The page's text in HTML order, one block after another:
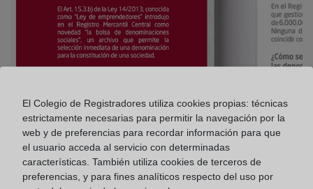
El Colegio de Registradores utiliza cookies propias: técnicas
estrictamente necesarias para permitir la navegación por la
web y de preferencias para recordar información para que
el usuario acceda al servicio con determinadas
características. También utiliza cookies de terceros de
preferencias, y para fines analíticos respecto del uso por